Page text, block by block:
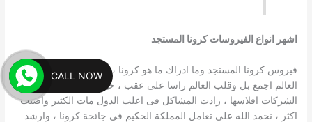
اشهر انواع الفيروسات كرونا المستجد
فيروس كرونا المستجد وما ادراك ما هو كرونا ، فهو فيروس قام بتغيير
العالم اجمع بل وقلب العالم راسا على عقب ، حيث اعلنت الكثير من
الشركات افلاسها ، زادت المشاكل فى اعلب الدول مات الكثير واصيب
اكثر ، نحمد الله على تعامل المملكة الحكيم فى جائحة كرونا ، وارشد
CALL NOW